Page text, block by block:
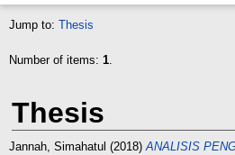
Jump to: Thesis
Number of items: 1.
Thesis
Jannah, Simahatul (2018)ANALISIS